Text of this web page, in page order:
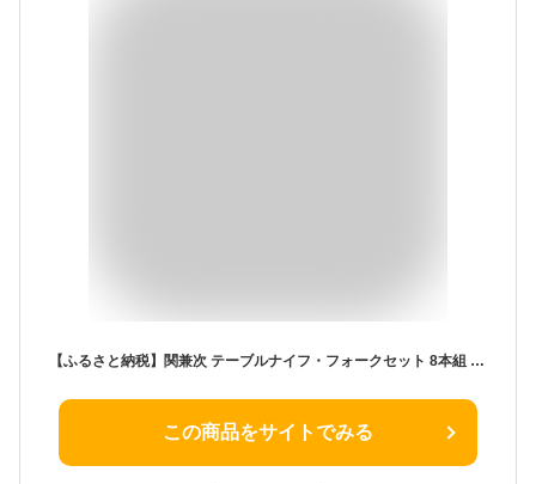
【ふるさと納税】関兼次 テーブルナイフ・フォークセット 8本組 セット（テーブルナイフ×4本・フォーク×4本） カトラリー キッチンツール おしゃれ キッチン雑貨 食器 贈り物・ギフトにも 送料無料 H10-10 【最長6ヵ月を目安に配送】
この商品をサイトでみる